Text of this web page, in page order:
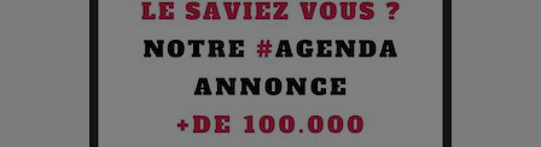
Pourquoi les Petites Entreprises Créatives Deviennent les
Cibles des Hackers
Les 3 meilleures destinations pour des vacances sportives